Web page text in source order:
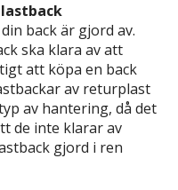
back är gjord av.
ska klara av att
att köpa en back
av returplast
av hantering, då det
de inte klarar av
gjord i ren